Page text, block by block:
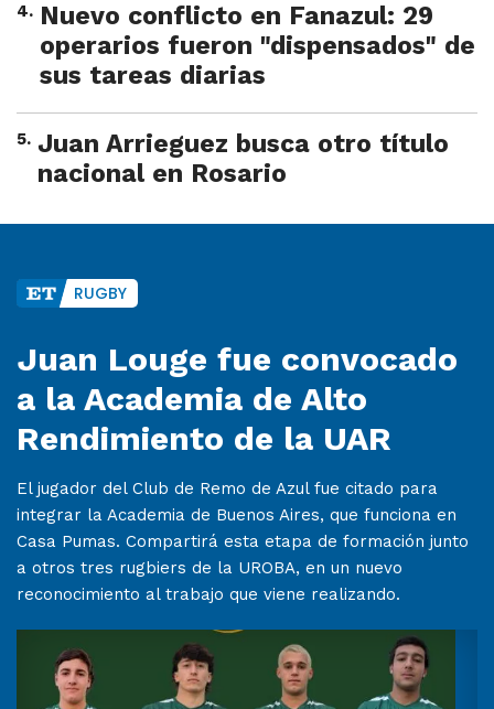
4. Nuevo conflicto en Fanazul: 29
operarios fueron "dispensados" de
sus tareas diarias
5. Juan Arrieguez busca otro título
nacional en Rosario
RUGBY
Juan Louge fue convocado
a la Academia de Alto
Rendimiento de la UAR
El jugador del Club de Remo de Azul fue citado para
integrar la Academia de Buenos Aires, que funciona en
Casa Pumas. Compartirá esta etapa de formación junto
a otros tres rugbiers de la UROBA, en un nuevo
reconocimiento al trabajo que viene realizando.